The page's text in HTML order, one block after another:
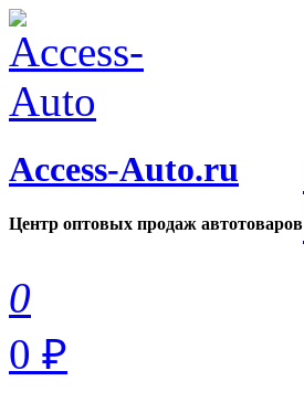
Access-Auto.ru
Центр оптовых продаж автотоваров
0
0 ₽